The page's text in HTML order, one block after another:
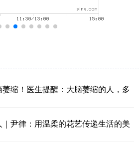
缩！医生提醒：大脑萎缩的人，多
尹律：用温柔的花艺传递生活的美